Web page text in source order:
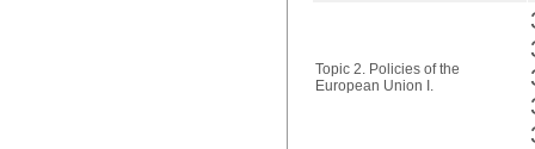
Topic 2. Policies of the
European Union I.